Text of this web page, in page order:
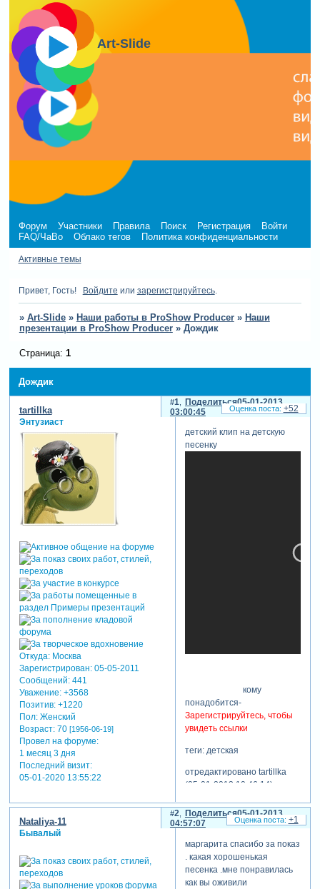
Art-Slide
Форум Участники Правила Поиск Регистрация
Войти
FAQ/ЧаВо
Облако тегов Политика конфиденциальности
Активные темы
Привет, Гость! Войдите или зарегистрируйтесь.
» Art-Slide » Наши работы в ProShow Producer » Наши
презентации в ProShow Producer » Дождик
Дождик
Страница: 1
Поделиться
1
05-01-2013
03:00:45
tartillka
Энтузиаст
Откуда:Москва
Зарегистрирован: 05-05-2011
Сообщений:441
Уважение: +3568
Позитив: +1220
Пол:Женский
Возраст:70 [1956-06-19]
Провел на форуме:
1 месяц 3 дня
Последний визит:
05-01-2020 13:55:22
детский клип на детскую
песенку
кому
понадобится-
Зарегистрируйтесь, чтобы
увидеть ссылки
теги: детская
отредактировано tartillka
(05-01-2013 10:46:14)
+52
Поделиться
2
05-01-2013
04:57:07
Nataliya-11
Бывалый
маргарита спасибо за показ
. какая хорошенькая
песенка .мне понравилась
как вы оживили
+1